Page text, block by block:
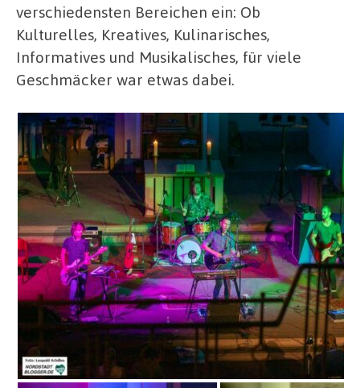
verschiedensten Bereichen ein: Ob
Kulturelles, Kreatives, Kulinarisches,
Informatives und Musikalisches, für viele
Geschmäcker war etwas dabei.